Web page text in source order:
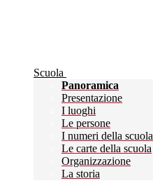
Scuola
Panoramica
Presentazione
I luoghi
Le persone
I numeri della scuola
Le carte della scuola
Organizzazione
La storia